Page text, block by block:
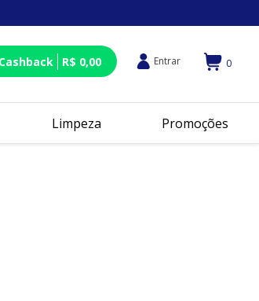
Cashback R$ 0,00 Entrar 0
Limpeza Promoções